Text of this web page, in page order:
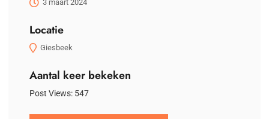
3 maart 2024
Locatie
Giesbeek
Aantal keer bekeken
Post Views: 547